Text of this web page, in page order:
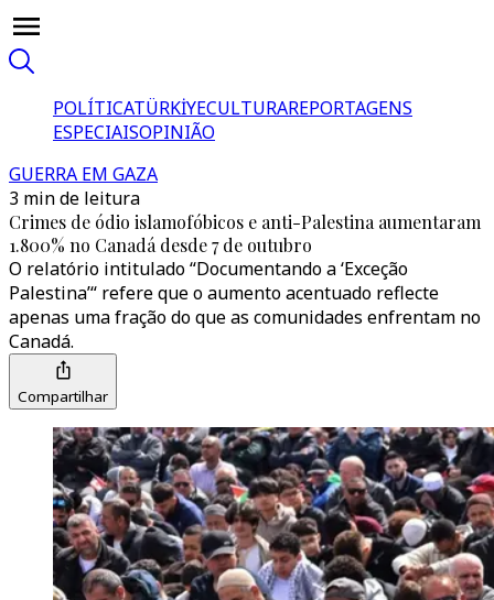
POLÍTICATÜRKİYECULTURAREPORTAGENS
ESPECIAISOPINIÃO
GUERRA EM GAZA
3 min de leitura
Crimes de ódio islamofóbicos e anti-Palestina aumentaram
1.800% no Canadá desde 7 de outubro
O relatório intitulado “Documentando a ‘Exceção
Palestina’“ refere que o aumento acentuado reflecte
apenas uma fração do que as comunidades enfrentam no
Canadá.
Compartilhar